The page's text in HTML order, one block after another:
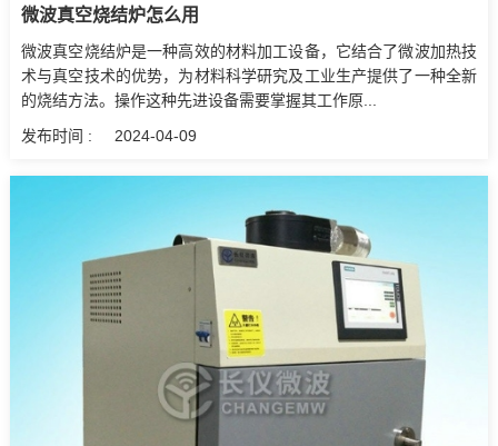
微波真空烧结炉怎么用
微波真空烧结炉是一种高效的材料加工设备，它结合了微波加热技
术与真空技术的优势，为材料科学研究及工业生产提供了一种全新
的烧结方法。操作这种先进设备需要掌握其工作原...
发布时间 :
2024-04-09